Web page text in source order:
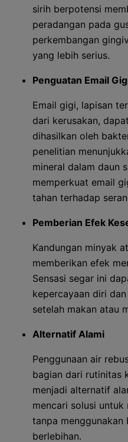
sirih berpotensi
peradangan pada
perkembangan
yang lebih serius.
Penguatan Email
Email gigi, lapisan
dari kerusakan,
dihasilkan oleh
penelitian
mineral dalam daun
memperkuat email
tahan terhadap
Pemberian Efek
Kandungan minyak
memberikan efek
Sensasi segar ini
kepercayaan diri
setelah makan atau
Alternatif Alami
Penggunaan air
bagian dari rutinitas
menjadi alternatif
mencari solusi untuk
tanpa menggunakan
berlebihan.